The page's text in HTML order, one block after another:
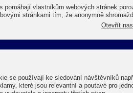
vzhled kapalina - pH
cca 1,08 g/cm
mísitelnost s vodou:v
biologická